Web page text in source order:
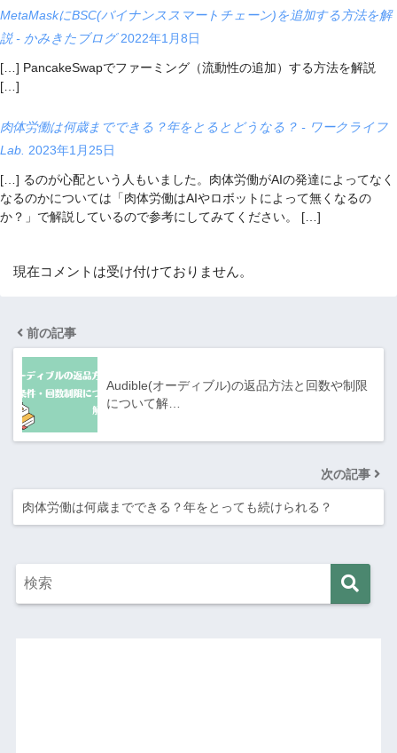
MetaMaskにBSC(バイナンススマートチェーン)を追加する方法を解
説 - かみきたブログ 2022年1月8日
[…] PancakeSwapでファーミング（流動性の追加）する方法を解説
[…]
肉体労働は何歳までできる？年をとるとどうなる？ - ワークライフ
Lab. 2023年1月25日
[…] るのが心配という人もいました。肉体労働がAIの発達によってなく
なるのかについては「肉体労働はAIやロボットによって無くなるの
か？」で解説しているので参考にしてみてください。 […]
現在コメントは受け付けておりません。
前の記事
Audible(オーディブル)の返品方法と回数や制限
について解…
次の記事
肉体労働は何歳までできる？年をとっても続けられる？